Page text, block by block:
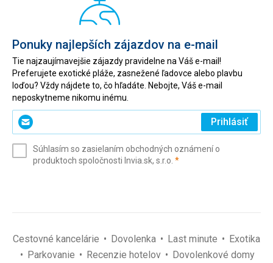
o nákup suvenýrů, v areálu není nic. Můžete vyjít na kanál a
potkat lidi, kteří tam chodí, naložené různými šperky,
města Seidi (asi 20 minut chůze), kde najdete 3 stánky
prodávající kraviny.
Táto recenzia bola preložená automaticky pomocou
Google Translate
Ponuky najlepších zájazdov na e-mail
Tie najzaujímavejšie zájazdy pravidelne na Váš e-mail!
Preferujete exotické pláže, zasnežené ľadovce alebo plavbu
loďou? Vždy nájdete to, čo hľadáte. Nebojte, Váš e-mail
neposkytneme nikomu inému.
Zadajte
svoj
(povinné)
Prihlásiť
Súhlasím so zasielaním obchodných oznámení o
produktoch spoločnosti Invia.sk, s.r.o. *(povinné)
Cestovné kancelárie Dovolenka Last minute
Exotika
Parkovanie
Recenzie hotelov Dovolenkové domy